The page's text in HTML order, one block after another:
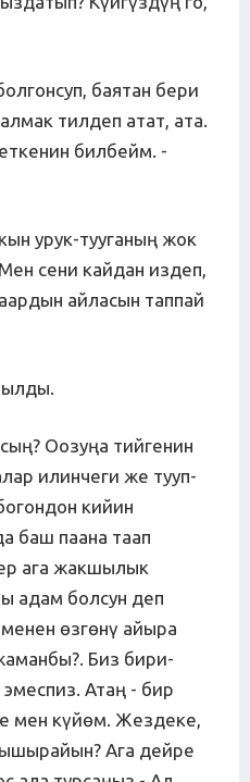
баятан бери
тилдеп атат, ата.
билбейм. -
урук-тууганың жок
сени кайдан издеп,
айласын таппай
Оозуңа тийгенин
илинчеги же тууп-
кийин
баш паана таап
ага жакшылык
адам болсун деп
өзгөнү айыра
Биз бири-
Атаң - бир
мен күйөм. Жездеке,
Ага дейре